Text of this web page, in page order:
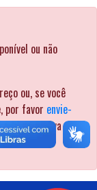
ou não
ou, se você
por favor envie-
procurava para